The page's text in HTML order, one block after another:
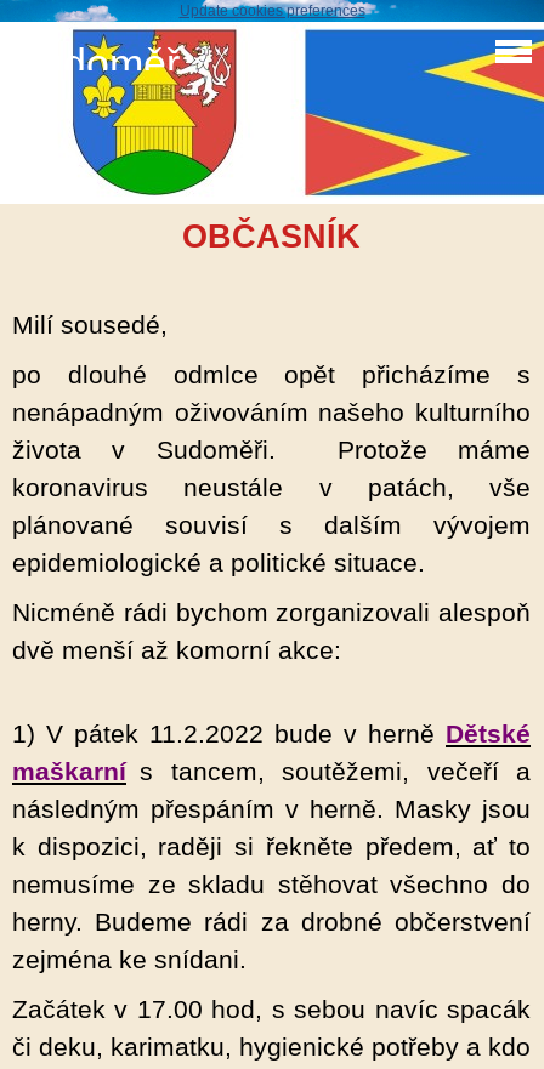
Update cookies preferences
Sudoměř
Kulturní občasník únor 2022
SUDOMĚRSKÝ KULTURNÍ
OBČASNÍK
Milí sousedé,
po dlouhé odmlce opět přicházíme s
nenápadným oživováním našeho kulturního
života v Sudoměři. Protože máme
koronavirus neustále v patách, vše
plánované souvisí s dalším vývojem
epidemiologické a politické situace.
Nicméně rádi bychom zorganizovali alespoň
dvě menší až komorní akce:
1) V pátek 11.2.2022 bude v herně Dětské
maškarní s tancem, soutěžemi, večeří a
následným přespáním v herně. Masky jsou
k dispozici, raději si řekněte předem, ať to
nemusíme ze skladu stěhovat všechno do
herny. Budeme rádi za drobné občerstvení
zejména ke snídani.
Začátek v 17.00 hod, s sebou navíc spacák
či deku, karimatku, hygienické potřeby a kdo